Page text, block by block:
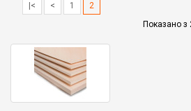
|< < 1
2
Показано з